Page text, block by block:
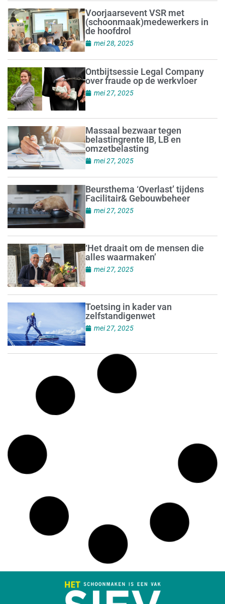
Voorjaarsevent VSR met
(schoonmaak)medewerkers in
de hoofdrol
mei 28, 2025
Ontbijtsessie Legal Company
over fraude op de werkvloer
mei 27, 2025
Massaal bezwaar tegen
belastingrente IB, LB en
omzetbelasting
mei 27, 2025
Beursthema ‘Overlast’ tijdens
Facilitair& Gebouwbeheer
mei 27, 2025
‘Het draait om de mensen die
alles waarmaken’
mei 27, 2025
Toetsing in kader van
zelfstandigenwet
mei 27, 2025